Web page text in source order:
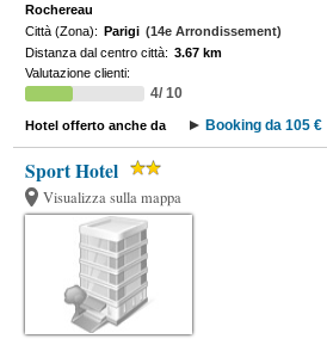
Rochereau
Città (Zona): Parigi (14e Arrondissement)
Distanza dal centro città: 3.67 km
Valutazione clienti:
4/ 10
Hotel offerto anche da Booking da 105 €
Sport Hotel
Visualizza sulla mappa